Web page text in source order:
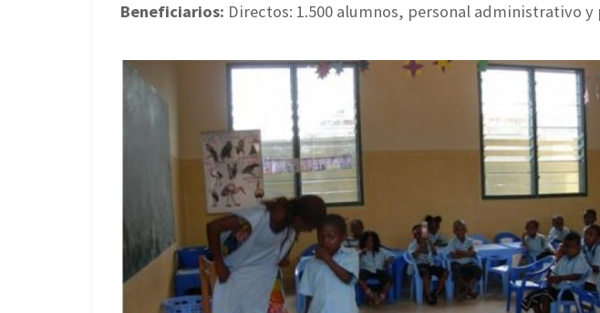
Beneficiarios: Directos: 1.500 alumnos, personal administrativo